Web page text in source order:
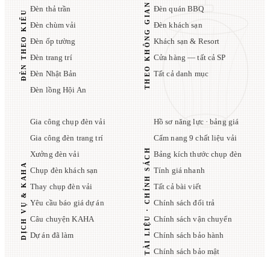
ĐÈN THEO KIỂU
Đèn thả trần
Đèn chùm vải
Đèn ốp tường
Đèn trang trí
Đèn Nhật Bản
Đèn lồng Hội An
THEO KHÔNG GIAN Đèn quán BBQ
Đèn khách sạn
Khách sạn & Resort
Cửa hàng — tất cả SP
Tất cả danh mục
DỊCH VỤ & KAHA
Gia công chụp đèn vải
Gia công đèn trang trí
Xưởng đèn vải
Chụp đèn khách sạn
Thay chụp đèn vải
Yêu cầu báo giá dự án
Câu chuyện KAHA
Dự án đã làm
TÀI LIỆU · CHÍNH SÁCH
Hồ sơ năng lực · bảng giá
Cẩm nang 9 chất liệu vải
Bảng kích thước chụp đèn
Tính giá nhanh
Tất cả bài viết
Chính sách đổi trả
Chính sách vận chuyển
Chính sách bảo hành
Chính sách bảo mật